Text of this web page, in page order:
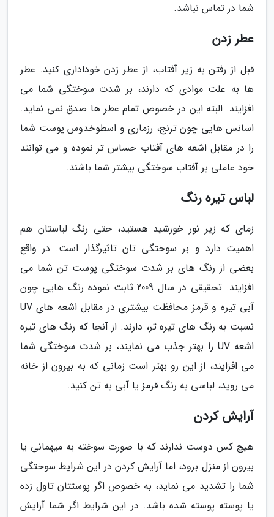
شما در تماس نباشد.
عطر زدن
قبل از رفتن به زیر آفتاب، از عطر زدن خوداداری کنید. عطر
ها به علت موادی که دارند، بر شدت سوختگی شما می
افزایند. البته این در خصوص تمام عطر ها صدق نمی نماید.
اسانس هایی چون ترنج، رزماری و اسطوخدوس پوست شما
را در مقابل اشعه های آفتاب حساس تر نموده و می توانند
خود عاملی بر آفتاب سوختگی بیشتر شما باشند.
لباس تیره رنگ
زمای که زیر نور خورشید هستید، حتی رنگ لباستان هم
اهمیت دارد و بر سوختگی تان تاثیرگذار است. در واقع
بعضی از رنگ های بر شدت سوختگی پوست تن شما می
افزایند. تحقیقی در سال 2009 ثابت نموده رنگ هایی چون
آبی تیره و قرمز محافظت بیشتری در مقابل اشعه های UV
نسبت به رنگ های تیره تر، دارند. از آنجا که رنگ های تیره
اشعه UV را بهتر جذب می نمایند، بر شدت سوختگی شما
می افزایند، از این رو بهتر است زمانی که به بیرون از خانه
می روید، لباسی به رنگ قرمز یا آبی به تن کنید.
آرایش کردن
هیچ کس دوست ندارند که با صورت سوخته به میهمانی یا
بیرون از منزل برود، اما آرایش کردن در این شرایط سوختگی
شما را تشدید می نماید، به خصوص اگر پوستتان تاول زده
یا پوسته پوسته شده باشد. در این شرایط اگر شما آرایش